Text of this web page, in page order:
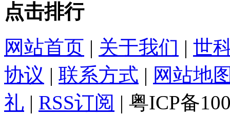
点击排行
网站首页 | 关于我们 | 世
协议 | 联系方式 | 网站地
礼 | RSS订阅 | 粤ICP备